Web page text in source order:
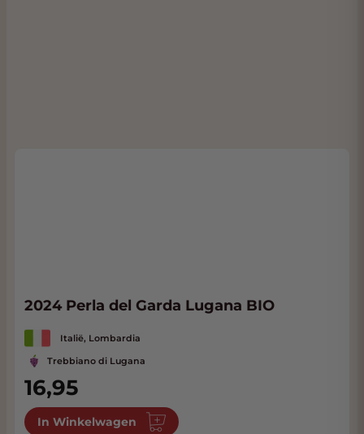
2024 Perla del Garda Lugana BIO
Italië, Lombardia
Trebbiano di Lugana
16,95
In Winkelwagen